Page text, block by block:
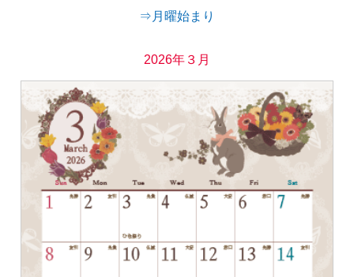
⇒月曜始まり
2026年３月